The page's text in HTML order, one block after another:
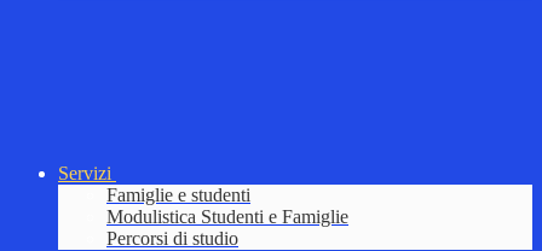
Servizi
Famiglie e studenti
Modulistica Studenti e Famiglie
Percorsi di studio